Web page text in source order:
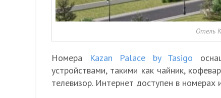
Отель
Номера Kazan Palace by Tasigo
устройствами, такими как чайник,
телевизор. Интернет доступен в номерах